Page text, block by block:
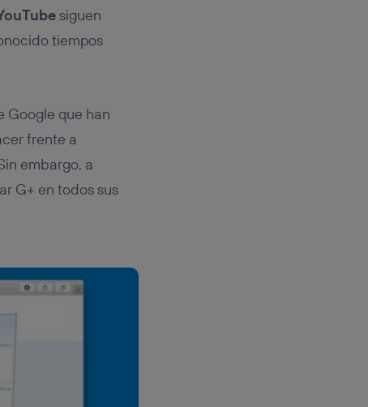
siguen
tiempos
Google que han
frente a
embargo, a
G+ en todos sus